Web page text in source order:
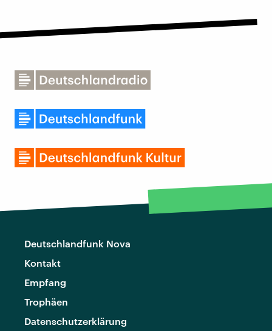
Deutschlandfunk Nova
Kontakt
Empfang
Trophäen
Datenschutzerklärung